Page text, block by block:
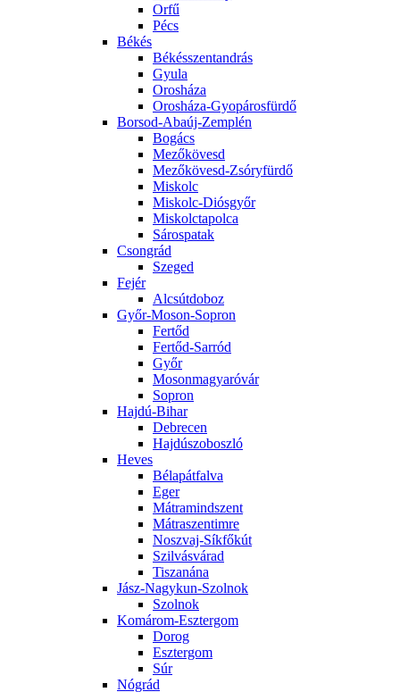
Orfű
Pécs
Békés
Békésszentandrás
Gyula
Orosháza
Orosháza-Gyopárosfürdő
Borsod-Abaúj-Zemplén
Bogács
Mezőkövesd
Mezőkövesd-Zsóryfürdő
Miskolc
Miskolc-Diósgyőr
Miskolctapolca
Sárospatak
Csongrád
Szeged
Fejér
Alcsútdoboz
Győr-Moson-Sopron
Fertőd
Fertőd-Sarród
Győr
Mosonmagyaróvár
Sopron
Hajdú-Bihar
Debrecen
Hajdúszoboszló
Heves
Bélapátfalva
Eger
Mátramindszent
Mátraszentimre
Noszvaj-Síkfőkút
Szilvásvárad
Tiszanána
Jász-Nagykun-Szolnok
Szolnok
Komárom-Esztergom
Dorog
Esztergom
Súr
Nógrád